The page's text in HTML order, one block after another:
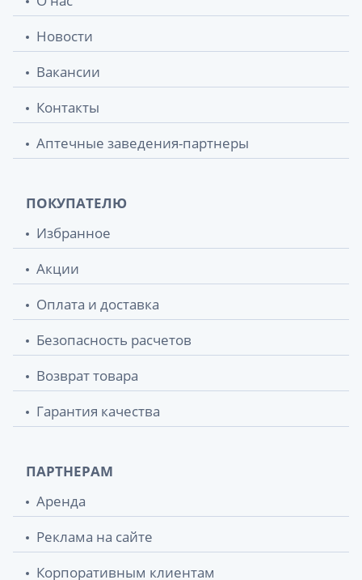
Новости
Вакансии
Контакты
Аптечные заведения-партнеры
ПОКУПАТЕЛЮ
Избранное
Акции
Оплата и доставка
Безопасность расчетов
Возврат товара
Гарантия качества
ПАРТНЕРАМ
Аренда
Реклама на сайте
Корпоративным клиентам